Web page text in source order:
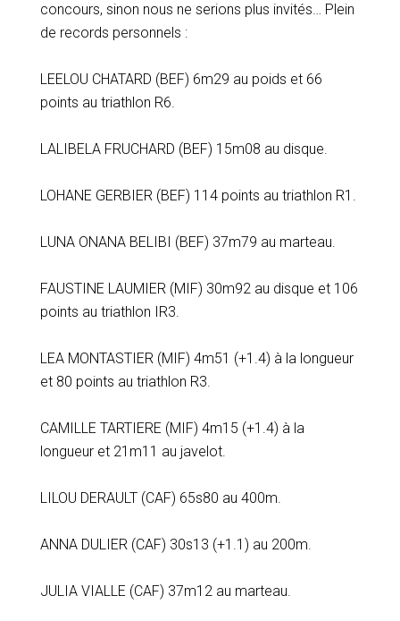
concours, sinon nous ne serions plus invités… Plein
de records personnels :
LEELOU CHATARD (BEF) 6m29 au poids et 66
points au triathlon R6.
LALIBELA FRUCHARD (BEF) 15m08 au disque.
LOHANE GERBIER (BEF) 114 points au triathlon R1.
LUNA ONANA BELIBI (BEF) 37m79 au marteau.
FAUSTINE LAUMIER (MIF) 30m92 au disque et 106
points au triathlon IR3.
LEA MONTASTIER (MIF) 4m51 (+1.4) à la longueur
et 80 points au triathlon R3.
CAMILLE TARTIERE (MIF) 4m15 (+1.4) à la
longueur et 21m11 au javelot.
LILOU DERAULT (CAF) 65s80 au 400m.
ANNA DULIER (CAF) 30s13 (+1.1) au 200m.
JULIA VIALLE (CAF) 37m12 au marteau.